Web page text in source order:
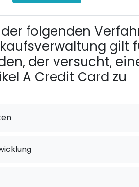
folgenden
gilt
der versucht,
A Credit Card zu